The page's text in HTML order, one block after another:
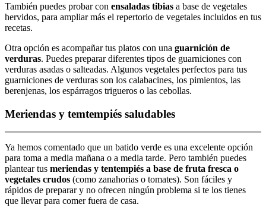
También puedes probar con ensaladas tibias a base de vegetales
hervidos, para ampliar más el repertorio de vegetales incluidos en tus
recetas.
Otra opción es acompañar tus platos con una guarnición de
verduras. Puedes preparar diferentes tipos de guarniciones con
verduras asadas o salteadas. Algunos vegetales perfectos para tus
guarniciones de verduras son los calabacines, los pimientos, las
berenjenas, los espárragos trigueros o las cebollas.
Meriendas y temtempiés saludables
Ya hemos comentado que un batido verde es una excelente opción
para toma a media mañana o a media tarde. Pero también puedes
plantear tus meriendas y tentempiés a base de fruta fresca o
vegetales crudos (como zanahorias o tomates). Son fáciles y
rápidos de preparar y no ofrecen ningún problema si te los tienes
que llevar para comer fuera de casa.